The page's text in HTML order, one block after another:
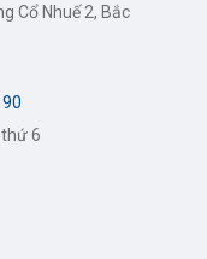
Cổ Nhuế 2, Bắc
6